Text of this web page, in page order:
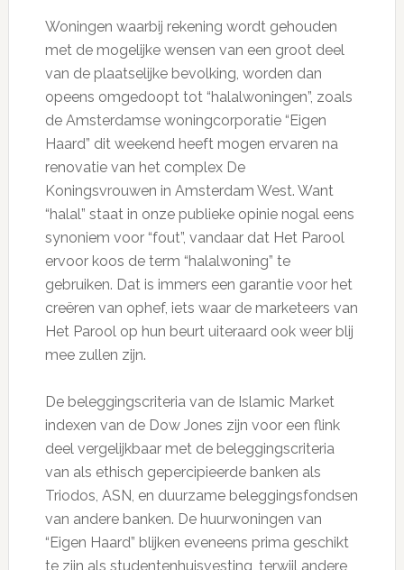
Woningen waarbij rekening wordt gehouden
met de mogelijke wensen van een groot deel
van de plaatselijke bevolking, worden dan
opeens omgedoopt tot “halalwoningen”, zoals
de Amsterdamse woningcorporatie “Eigen
Haard” dit weekend heeft mogen ervaren na
renovatie van het complex De
Koningsvrouwen in Amsterdam West. Want
“halal” staat in onze publieke opinie nogal eens
synoniem voor “fout”, vandaar dat Het Parool
ervoor koos de term “halalwoning” te
gebruiken. Dat is immers een garantie voor het
creëren van ophef, iets waar de marketeers van
Het Parool op hun beurt uiteraard ook weer blij
mee zullen zijn.
De beleggingscriteria van de Islamic Market
indexen van de Dow Jones zijn voor een flink
deel vergelijkbaar met de beleggingscriteria
van als ethisch gepercipieerde banken als
Triodos, ASN, en duurzame beleggingsfondsen
van andere banken. De huurwoningen van
“Eigen Haard” blijken eveneens prima geschikt
te zijn als studentenhuisvesting, terwijl andere